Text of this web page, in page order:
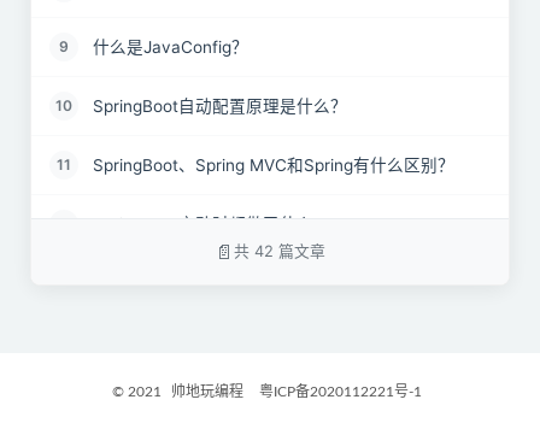
9 什么是JavaConfig？
10 SpringBoot自动配置原理是什么？
11 SpringBoot、Spring MVC和Spring有什么区别？
SpringBoot启动时都做了什么?
YAML 配置的优势在哪里 ?
共 42 篇文章
© 2021 帅地玩编程 粤ICP备2020112221号-1